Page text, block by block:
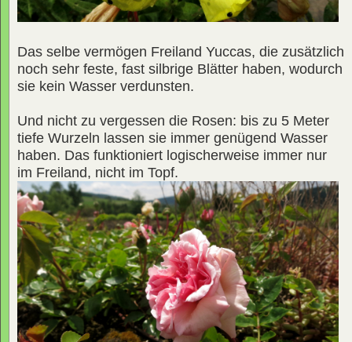
Das selbe vermögen Freiland Yuccas, die zusätzlich
noch sehr feste, fast silbrige Blätter haben, wodurch
sie kein Wasser verdunsten.
Und nicht zu vergessen die Rosen: bis zu 5 Meter
tiefe Wurzeln lassen sie immer genügend Wasser
haben. Das funktioniert logischerweise immer nur
im Freiland, nicht im Topf.